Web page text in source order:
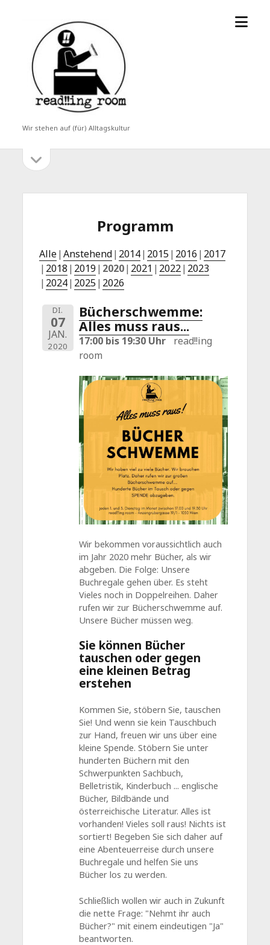
read!!ing
room
Wir stehen auf (für) Alltagskultur
Menü
Seitenleiste
öffnen
Programm
Alle Anstehend 2014 2015 2016 2017
2018 2019 2020 2021 2022 2023
2024 2025 2026
DI.
07
JAN.
2020
Bücherschwemme:
Alles muss raus...
17:00 bis 19:30 Uhr
read!!ing
room
Wir bekommen voraussichtlich auch
im Jahr 2020 mehr Bücher, als wir
abgeben. Die Folge: Unsere
Buchregale gehen über. Es steht
Vieles noch in Doppelreihen. Daher
rufen wir zur Bücherschwemme auf.
Unsere Bücher müssen weg.
Sie können Bücher
tauschen oder gegen
eine kleinen Betrag
erstehen
Kommen Sie, stöbern Sie, tauschen
Sie! Und wenn sie kein Tauschbuch
zur Hand, freuen wir uns über eine
kleine Spende. Stöbern Sie unter
hunderten Büchern mit den
Schwerpunkten Sachbuch,
Belletristik, Kinderbuch ... englische
Bücher, Bildbände und
österreichische Literatur. Alles ist
vorhanden! Vieles soll raus! Nichts ist
sortiert! Begeben Sie sich daher auf
eine Abenteuerreise durch unsere
Buchregale und helfen Sie uns
Bücher los zu werden.
Schließlich wollen wir auch in Zukunft
die nette Frage: "Nehmt ihr auch
Bücher?" mit einem eindeutigen "Ja"
beantworten.